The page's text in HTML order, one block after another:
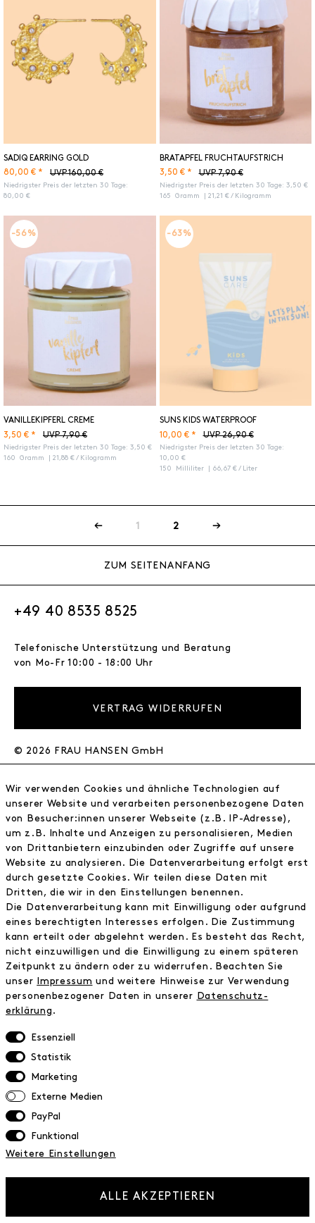
SADIQ EARRING GOLD
UVP 160,00 €
80,00 € *
Niedrigster Preis der letzten 30 Tage:
80,00 €
BRATAPFEL FRUCHTAUFSTRICH
UVP 7,90 €
3,50 € *
Niedrigster Preis der letzten 30 Tage: 3,50 €
165
Gramm | 21,21 € / Kilogramm
-56%
VANILLEKIPFERL CREME
UVP 7,90 €
3,50 € *
Niedrigster Preis der letzten 30 Tage: 3,50 €
160
Gramm | 21,88 € / Kilogramm
-63%
SUNS KIDS WATERPROOF
UVP 26,90 €
10,00 € *
Niedrigster Preis der letzten 30 Tage:
10,00 €
150
Milliliter | 66,67 € / Liter
1 2
ZUM SEITENANFANG
+49 40 8535 8525
Telefonische Unterstützung und Beratung
von Mo-Fr 10:00 - 18:00 Uhr
VERTRAG WIDERRUFEN
© 2026 FRAU HANSEN GmbH
Store
Journal
Wir
Jobs
Instagram
Facebook
Kontakt
FAQ
Zahlungsinformationen
Versand
Retoure
Datenschutz
AGB
Impressum
NEWSLETTER
Wir verwenden Cookies und ähnliche Technologien auf
unserer Website und verarbeiten personenbezogene Daten
von Besucher:innen unserer Webseite (z.B. IP-Adresse),
um z.B. Inhalte und Anzeigen zu personalisieren, Medien
von Drittanbietern einzubinden oder Zugriffe auf unsere
Website zu analysieren. Die Datenverarbeitung erfolgt erst
durch gesetzte Cookies. Wir teilen diese Daten mit
Dritten, die wir in den Einstellungen benennen.
Die Datenverarbeitung kann mit Einwilligung oder aufgrund
eines berechtigten Interesses erfolgen. Die Zustimmung
kann erteilt oder abgelehnt werden. Es besteht das Recht,
nicht einzuwilligen und die Einwilligung zu einem späteren
Zeitpunkt zu ändern oder zu widerrufen. Beachten Sie
unser
Impressum und weitere Hinweise zur Verwendung
personenbezogener Daten in unserer
Daten­schutz­
erklärung .
Essenziell
Statistik
Marketing
Externe Medien
PayPal
Funktional
Weitere Einstellungen
ALLE AKZEPTIEREN